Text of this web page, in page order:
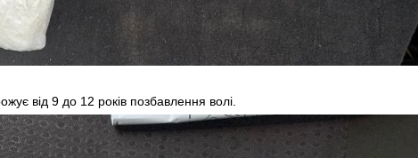
від 9 до 12 років позбавлення волі.